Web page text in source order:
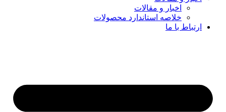
اخبار و مقالات
خلاصه استاندارد محصولات
ارتباط با ما